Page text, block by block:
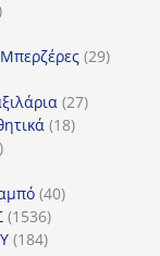
2929
2727
1818
4040
15361536
προϊόντα
184184